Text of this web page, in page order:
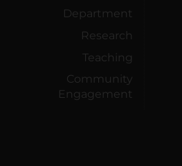
Department
Research
Teaching
Community
Engagement